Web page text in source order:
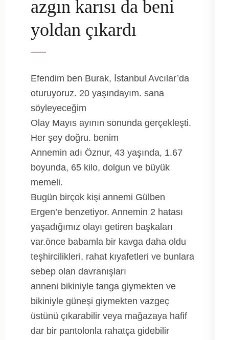
azgın karısı da beni
yoldan çıkardı
Efendim ben Burak, İstanbul Avcılar’da
oturuyoruz. 20 yaşındayım. sana
söyleyeceğim
Olay Mayıs ayının sonunda gerçekleşti.
Her şey doğru. benim
Annemin adı Öznur, 43 yaşında, 1.67
boyunda, 65 kilo, dolgun ve büyük
memeli.
Bugün birçok kişi annemi Gülben
Ergen’e benzetiyor. Annemin 2 hatası
yaşadığımız olayı getiren başkaları
var.önce babamla bir kavga daha oldu
teşhircilikleri, rahat kıyafetleri ve bunlara
sebep olan davranışları
anneni bikiniyle tanga giymekten ve
bikiniyle güneşi giymekten vazgeç
üstünü çıkarabilir veya mağazaya hafif
dar bir pantolonla rahatça gidebilir